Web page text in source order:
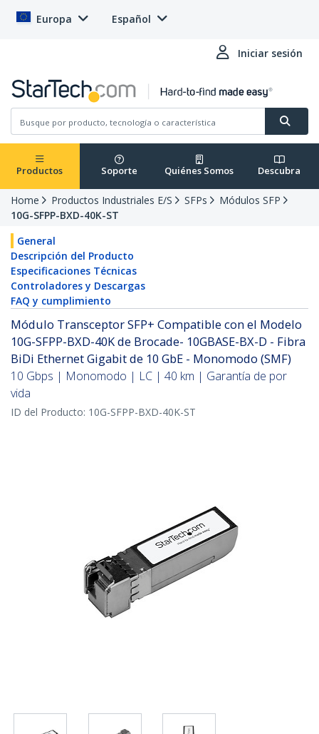
Europa Español
Iniciar sesión
Productos Soporte Quiénes Somos Descubra
Home Productos Industriales E/S SFPs
Módulos SFP
10G-SFPP-BXD-40K-ST
General
Descripción del Producto
Especificaciones Técnicas
Controladores y Descargas
FAQ y cumplimiento
Módulo Transceptor SFP+ Compatible con el Modelo
10G-SFPP-BXD-40K de Brocade- 10GBASE-BX-D - Fibra
BiDi Ethernet Gigabit de 10 GbE - Monomodo (SMF)
10 Gbps | Monomodo | LC | 40 km | Garantía de por
vida
ID del Producto: 10G-SFPP-BXD-40K-ST